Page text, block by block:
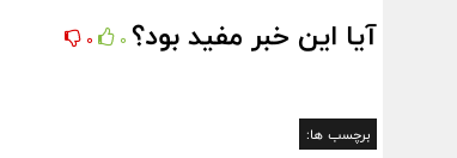
آیا این خبر مفید بود؟ 0
0
برچسب ها: